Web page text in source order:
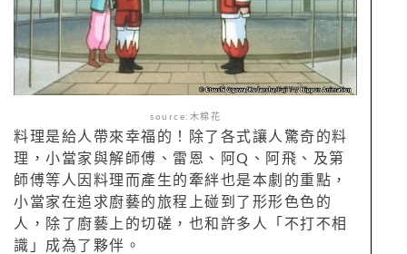
source:木棉花
料理是給人帶來幸福的！除了各式讓人驚奇的料
理，小當家與解師傅、雷恩、阿Q、阿飛、及第
師傅等人因料理而產生的牽絆也是本劇的重點，
小當家在追求廚藝的旅程上碰到了形形色色的
人，除了廚藝上的切磋，也和許多人「不打不相
識」成為了夥伴。